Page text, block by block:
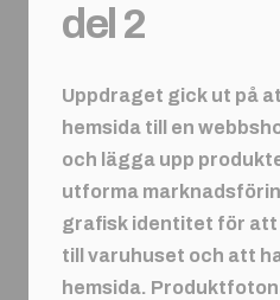
del 2
Uppdraget gick ut på
hemsida till en
och lägga upp
utforma
grafisk identitet för
till varuhuset och att
hemsida.